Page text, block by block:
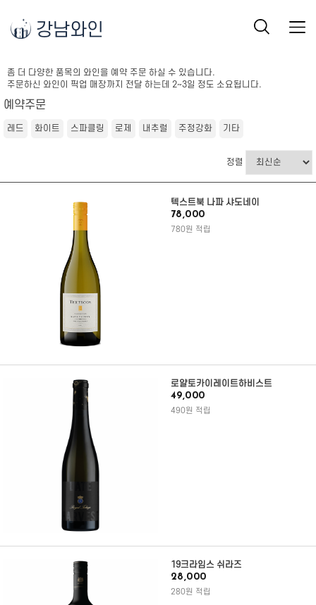
강남와인
좀 더 다양한 품목의 와인을 예약 주문 하실 수 있습니다.
주문하신 와인이 픽업 매장까지 전달 하는데 2~3일 정도 소요됩니다.
예약주문
레드 화이트 스파클링 로제 내추럴 주정강화 기타
정렬
텍스트북 나파 샤도네이
78,000
780원 적립
로얄토카이레이트하비스트
49,000
490원 적립
19크라임스 쉬라즈
28,000
280원 적립